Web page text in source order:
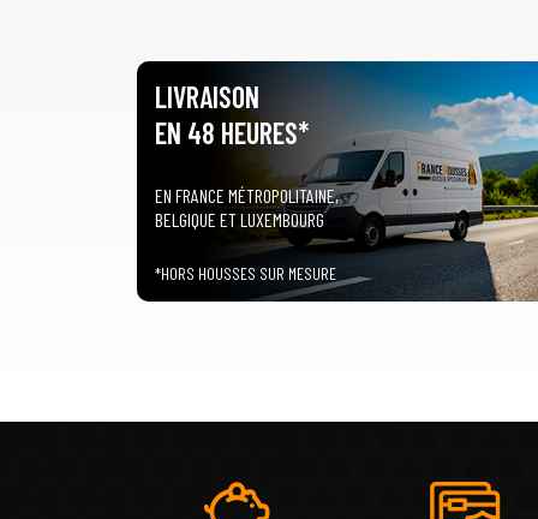
LIVRAISON
EN 48 HEURES*
EN FRANCE MÉTROPOLITAINE,
BELGIQUE ET LUXEMBOURG
*HORS HOUSSES SUR MESURE